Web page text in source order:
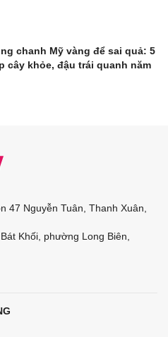
chanh Mỹ vàng để sai quả: 5
cây khỏe, đậu trái quanh năm
47 Nguyễn Tuân, Thanh Xuân,
Khối, phường Long Biên,